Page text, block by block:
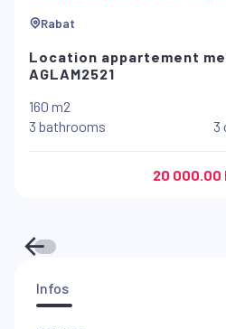
Rabat
Location appartement
AGLAM2521
160 m2
3 bathrooms
3
20 000.00
Infos